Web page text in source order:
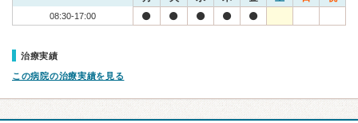
08:30-17:00
治療実績
この病院の治療実績を見る